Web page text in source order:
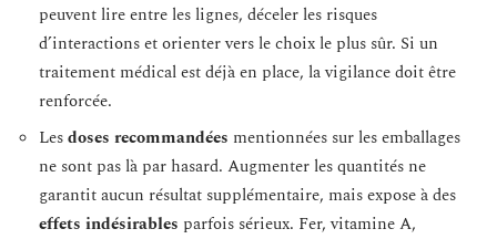
peuvent lire entre les lignes, déceler les risques
d’interactions et orienter vers le choix le plus sûr. Si un
traitement médical est déjà en place, la vigilance doit être
renforcée.
Lesdoses recommandées mentionnées sur les emballages
ne sont pas là par hasard. Augmenter les quantités ne
garantit aucun résultat supplémentaire, mais expose à des
effets indésirables parfois sérieux. Fer, vitamine A,